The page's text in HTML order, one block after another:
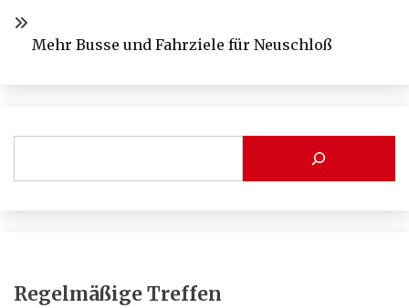
Mehr Busse und Fahrziele für Neuschloß
Regelmäßige Treffen